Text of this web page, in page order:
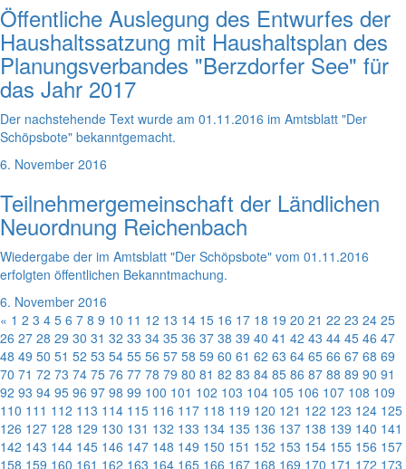
Öffentliche Auslegung des Entwurfes der
Haushaltssatzung mit Haushaltsplan des
Planungsverbandes "Berzdorfer See" für
das Jahr 2017
Der nachstehende Text wurde am 01.11.2016 im Amtsblatt "Der
Schöpsbote" bekanntgemacht.
6. November 2016
Teilnehmergemeinschaft der Ländlichen
Neuordnung Reichenbach
Wiedergabe der im Amtsblatt "Der Schöpsbote" vom 01.11.2016
erfolgten öffentlichen Bekanntmachung.
6. November 2016
« 1 2 3 4 5 6 7 8 9 10 11 12 13 14 15 16 17 18 19 20 21 22 23 24 25
26 27 28 29 30 31 32 33 34 35 36 37 38 39 40 41 42 43 44 45 46 47
48 49 50 51 52 53 54 55 56 57 58 59 60 61 62 63 64 65 66 67 68 69
70 71 72 73 74 75 76 77 78 79 80 81 82 83 84 85 86 87 88 89 90 91
92 93 94 95 96 97 98 99 100 101 102 103 104 105 106 107 108 109
110 111 112 113 114 115 116 117 118 119 120 121 122 123 124 125
126 127 128 129 130 131 132 133 134 135 136 137 138 139 140 141
142 143 144 145 146 147 148 149 150 151 152 153 154 155 156 157
158 159 160 161 162 163 164 165 166 167 168 169 170 171 172 173